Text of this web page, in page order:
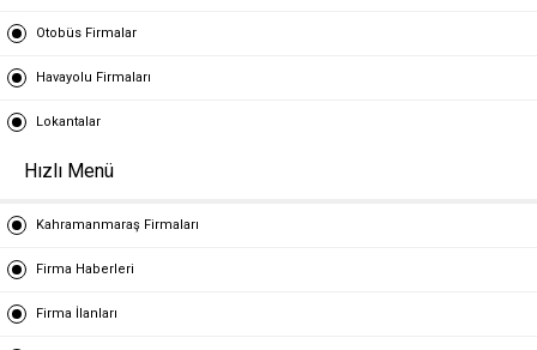
Otobüs Firmalar
Havayolu Firmaları
Lokantalar
Hızlı Menü
Kahramanmaraş Firmaları
Firma Haberleri
Firma İlanları